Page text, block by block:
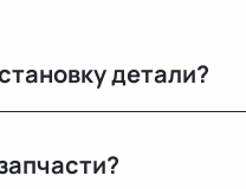
детали?